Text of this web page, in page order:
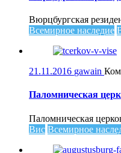
Вюрцбургская
Всемирное наследие
21.11.2016 gawain
Паломническая
Паломническая
Вис Всемирное